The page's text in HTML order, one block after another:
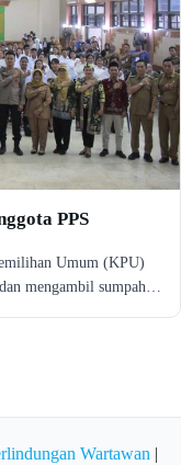
PPS
Umum (KPU)
mengambil sumpah…
Wartawan |